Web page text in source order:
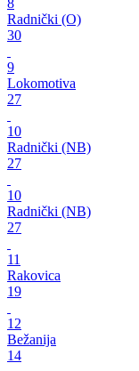
Radnički (O)
30
9
Lokomotiva
27
10
Radnički (NB)
27
10
Radnički (NB)
27
11
Rakovica
19
12
Bežanija
14